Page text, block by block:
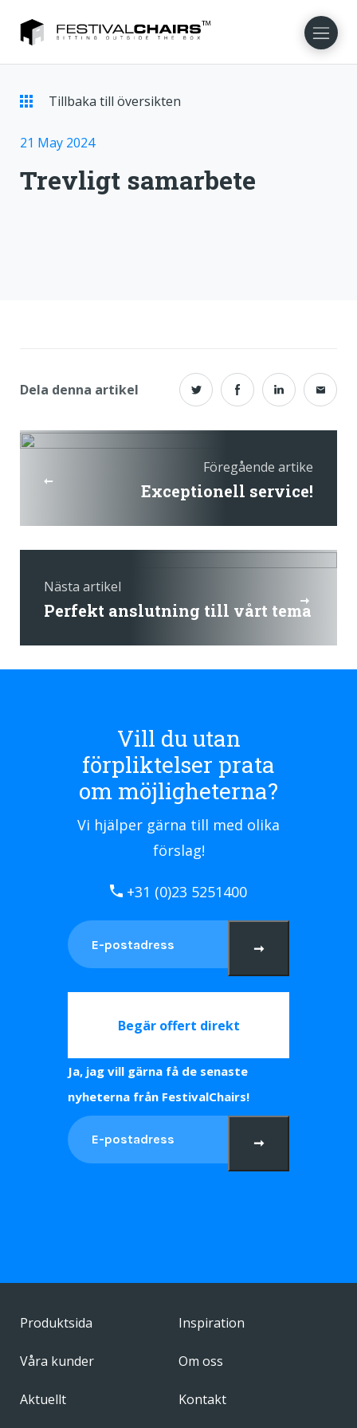
NL EN FR
Tillbaka till översikten
21 May 2024
Trevligt samarbete
Dela denna artikel
Föregående artike
Exceptionell service!
Nästa artikel
Perfekt anslutning till vårt tema
Vill du utan
förpliktelser prata
om möjligheterna?
Vi hjälper gärna till med olika
förslag!
+31 (0)23 5251400
➞
Begär offert direkt
Ja, jag vill gärna få de senaste
nyheterna från FestivalChairs!
➞
Produktsida Inspiration
Våra kunder Om oss
Aktuellt Kontakt